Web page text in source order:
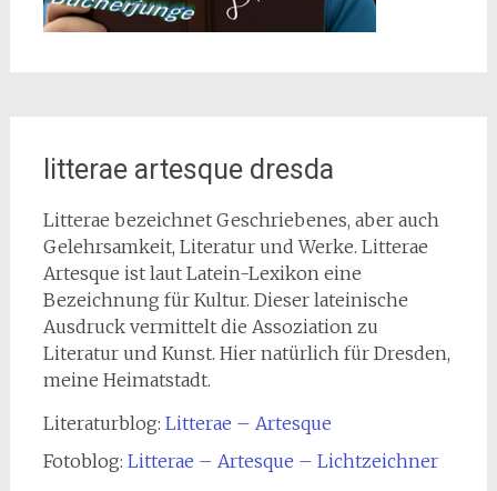
litterae artesque dresda
Litterae bezeichnet Geschriebenes, aber auch
Gelehrsamkeit, Literatur und Werke. Litterae
Artesque ist laut Latein-Lexikon eine
Bezeichnung für Kultur. Dieser lateinische
Ausdruck vermittelt die Assoziation zu
Literatur und Kunst. Hier natürlich für Dresden,
meine Heimatstadt.
Literaturblog: Litterae – Artesque
Fotoblog: Litterae – Artesque – Lichtzeichner